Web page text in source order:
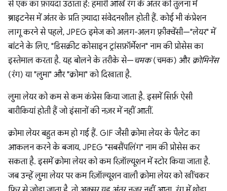
से एक का फ़ायदा उठाता है: हमारी आंखें रंग के अंतर की तुलना में
ब्राइटनेस में अंतर के प्रति ज़्यादा संवेदनशील होती हैं. कोई भी कंप्रेशन
लागू करने से पहले, JPEG इमेज को अलग-अलग फ़्रीक्वेंसी—"लेयर" में
बांटने के लिए, "डिसक्रीट कोसाइन ट्रांसफ़ॉर्मेशन" नाम की प्रोसेस का
इस्तेमाल करता है. यह बोलने के तरीके से—चमक(चमक) और क्रोमिनेंस
(रंग) या "लुमा" और "क्रोमा" को दिखाता है.
लुमा लेयर को कम से कम कंप्रेस किया जाता है. इसमें सिर्फ़ ऐसी
बारीकियां होती हैं जो इंसानों की नज़र में नहीं आतीं.
क्रोमा लेयर बहुत कम हो गई हैं. GIF जैसी क्रोमा लेयर के पैलेट का
आकलन करने के बजाय, JPEG "सबसैंपलिंग" नाम की प्रोसेस कर
सकता है. इसमें क्रोमा लेयर को कम रिज़ॉल्यूशन में स्टोर किया जाता है.
जब उन्हें लुमा लेयर पर कम रिज़ॉल्यूशन वाली क्रोमा लेयर को खींचकर